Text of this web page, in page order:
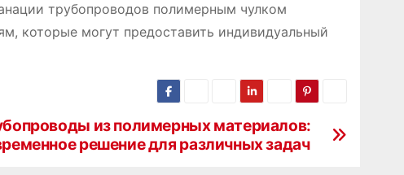
трубопроводов полимерным чулком
которые могут предоставить индивидуальный
из полимерных материалов:
решение для различных задач